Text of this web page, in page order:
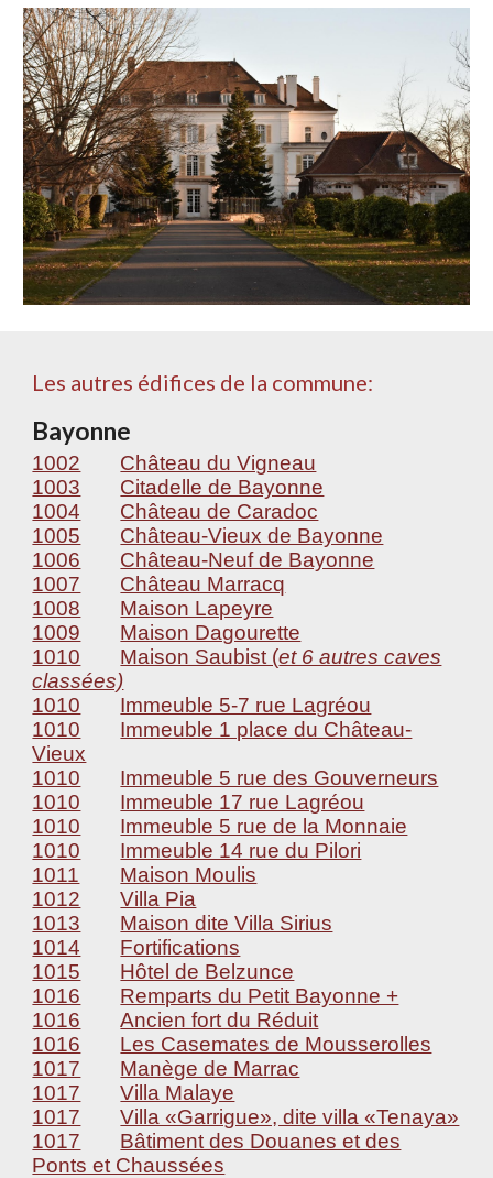
Les autres édifices de la commune:
Bayonne
1002
Château du Vigneau
1003
Citadelle de Bayonne
1004
Château de Caradoc
1005
Château-Vieux de Bayonne
1006
Château-Neuf de Bayonne
1007
Château Marracq
1008
Maison Lapeyre
1009
Maison Dagourette
1010
Maison Saubist (et 6 autres caves
classées)
1010
Immeuble 5-7 rue Lagréou
1010
Immeuble 1 place du Château-
Vieux
1010
Immeuble 5 rue des Gouverneurs
1010
Immeuble 17 rue Lagréou
1010
Immeuble 5 rue de la Monnaie
1010
Immeuble 14 rue du Pilori
1011
Maison Moulis
1012
Villa Pia
1013
Maison dite Villa Sirius
1014
Fortifications
1015
Hôtel de Belzunce
1016
Remparts du Petit Bayonne +
1016
Ancien fort du Réduit
1016
Les Casemates de Mousserolles
1017
Manège de Marrac
1017
Villa Malaye
1017
Villa «Garrigue», dite villa «Tenaya»
1017
Bâtiment des Douanes et des
Ponts et Chaussées